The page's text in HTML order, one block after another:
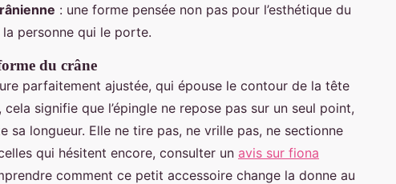
: une forme pensée non pas pour l’esthétique du
personne qui le porte.
du crâne
parfaitement ajustée, qui épouse le contour de la tête
signifie que l’épingle ne repose pas sur un seul point,
sa longueur. Elle ne tire pas, ne vrille pas, ne sectionne
qui hésitent encore, consulter un avis sur fiona
comment ce petit accessoire change la donne au